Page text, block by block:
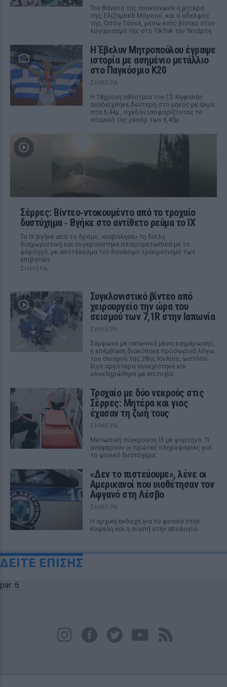
Τον θάνατο της ανακοίνωσε η μητέρα
της, Ελίζαμπεθ Μόροου, και ο αδελφός
της, Όστιν Τάουλ, μέσω ενός βίντεο στον
λογαριασμό της στο TikTok την Τετάρτη
Η Έβελυν Μητροπούλου έγραψε
ιστορία με ασημένιο μετάλλιο
στο Παγκόσμιο Κ20
ΣΉΜΕΡΑ
Η 18χρονη αθλήτρια του ΓΣ Κηφισιάς
αναδείχθηκε δεύτερη στο μήκος με άλμα
στα 6,44μ., σχεδόν ισοφαρίζοντας το
ατομικό της ρεκόρ των 6,45μ.
Σέρρες: Βίντεο‑ντοκουμέντο από το τροχαίο
δυστύχημα ‑ Βγήκε στο αντίθετο ρεύμα το ΙΧ
Το ΙΧ βγήκε από το δρόμο, «καβάλησε» τη διπλή
διαχωριστική και συγκρούστηκε πλαγιομετωπικά με το
φορτηγό, με αποτέλεσμα τον θανάσιμο τραυματισμό των
επιβατών
ΣΉΜΕΡΑ
Συγκλονιστικό βίντεο από
χειρουργείο την ώρα του
σεισμού των 7,1R στην Ιαπωνία
ΣΉΜΕΡΑ
Σύμφωνα με ιαπωνικά μέσα ενημέρωσης,
η επέμβαση διακόπηκε προσωρινά λόγω
του σεισμού της 28ης Ιουλίου, ωστόσο
λίγο αργότερα συνεχίστηκε και
ολοκληρώθηκε με επιτυχία
Τροχαίο με δύο νεκρούς στις
Σέρρες: Μητέρα και γιος
έχασαν τη ζωή τους
ΣΉΜΕΡΑ
Μετωπική σύγκρουση ΙΧ με φορτηγό: Τι
αναφέρουν οι πρώτες πληροφορίες για
το φονικό δυστύχημα
«Δεν το πιστεύουμε», λένε οι
Αμερικανοί που υιοθέτησαν τον
Αφγανό στη Λέσβο
ΣΉΜΕΡΑ
Η αρχική εκδοχή για το φονικό στην
Κυψέλη και η σιωπή στην απολογία
ΔΕΙΤΕ ΕΠΙΣΗΣ
par: 6